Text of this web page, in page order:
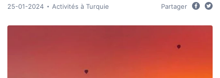
25-01-2024 Activités à Turquie Partager